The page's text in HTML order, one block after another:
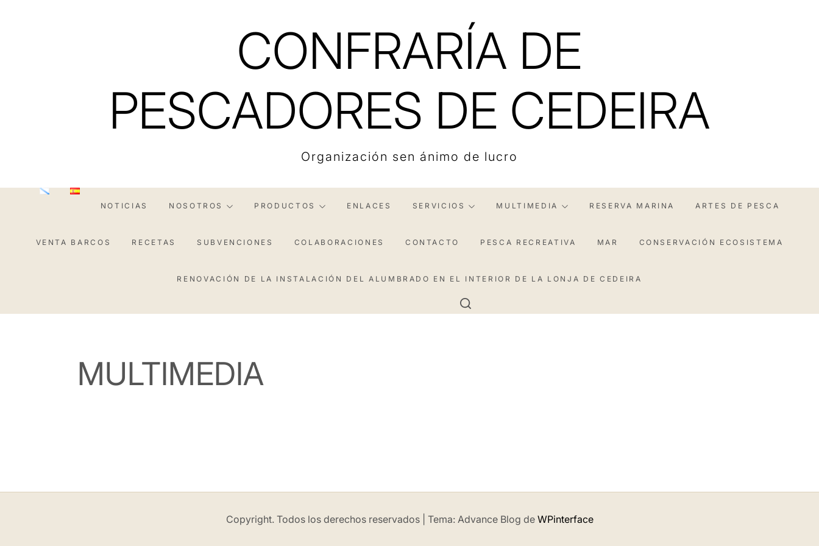
CONFRARÍA DE
PESCADORES DE CEDEIRA
Organización sen ánimo de lucro
NOTICIAS NOSOTROS PRODUCTOS ENLACES SERVICIOS MULTIMEDIA RESERVA MARINA ARTES DE PESCA
VENTA BARCOS RECETAS SUBVENCIONES COLABORACIONES CONTACTO PESCA RECREATIVA MAR CONSERVACIÓN ECOSISTEMA
RENOVACIÓN DE LA INSTALACIÓN DEL ALUMBRADO EN EL INTERIOR DE LA LONJA DE CEDEIRA
MULTIMEDIA
Copyright. Todos los derechos reservados Tema: Advance Blog de WPinterface